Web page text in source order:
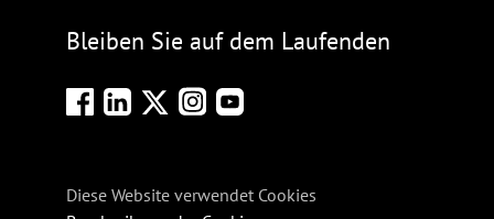
Bleiben Sie auf dem Laufenden
Diese Website verwendet Cookies